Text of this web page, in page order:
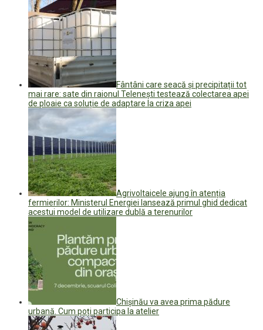
Fântâni care seacă și precipitații tot
mai rare: sate din raionul Telenești testează colectarea apei
de ploaie ca soluție de adaptare la criza apei
Agrivoltaicele ajung în atenția
fermierilor: Ministerul Energiei lansează primul ghid dedicat
acestui model de utilizare dublă a terenurilor
Chișinău va avea prima pădure
urbană. Cum poți participa la atelier